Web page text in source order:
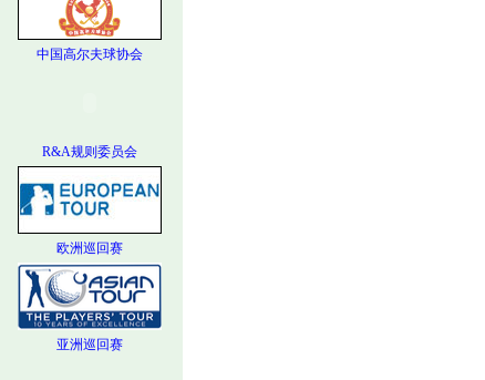
中国高尔夫球协会
R&A规则委员会
欧洲巡回赛
亚洲巡回赛